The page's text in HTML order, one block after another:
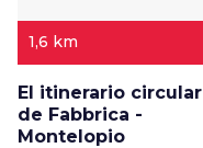
1,6 km
El itinerario circular
de Fabbrica -
Montelopio